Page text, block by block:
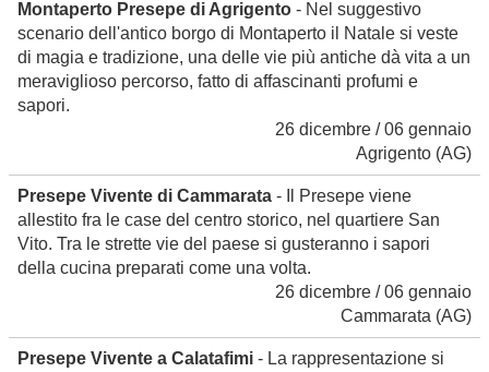
Montaperto Presepe di Agrigento - Nel suggestivo
scenario dell'antico borgo di Montaperto il Natale si veste
di magia e tradizione, una delle vie più antiche dà vita a un
meraviglioso percorso, fatto di affascinanti profumi e
sapori.
26 dicembre / 06 gennaio
Agrigento (AG)
Presepe Vivente di Cammarata - Il Presepe viene
allestito fra le case del centro storico, nel quartiere San
Vito. Tra le strette vie del paese si gusteranno i sapori
della cucina preparati come una volta.
26 dicembre / 06 gennaio
Cammarata (AG)
Presepe Vivente a Calatafimi - La rappresentazione si